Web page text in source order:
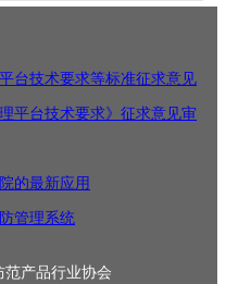
台技术要求等标准征求意见
平台技术要求》征求意见审
的最新应用
管理系统
范产品行业协会